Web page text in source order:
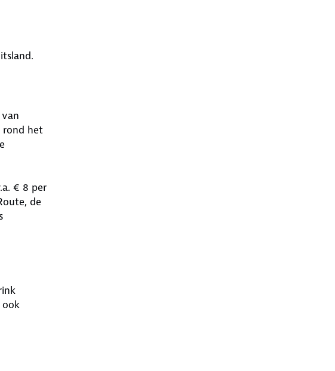
rond het
€ 8 per
de
ook